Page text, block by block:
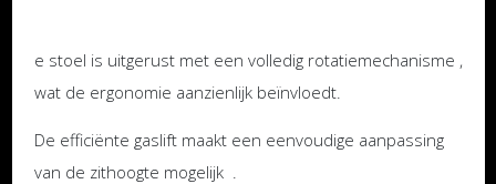
e stoel is uitgerust met een volledig rotatiemechanisme ,
wat de ergonomie aanzienlijk beïnvloedt.
De efficiënte gaslift maakt een eenvoudige aanpassing
van de zithoogte mogelijk .